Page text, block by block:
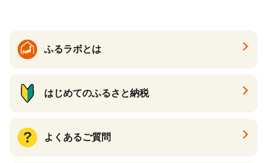
ふるラボとは
はじめてのふるさと納税
よくあるご質問